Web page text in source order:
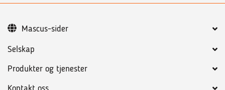
Selskap
Produkter og tjenester
Mascus-sider